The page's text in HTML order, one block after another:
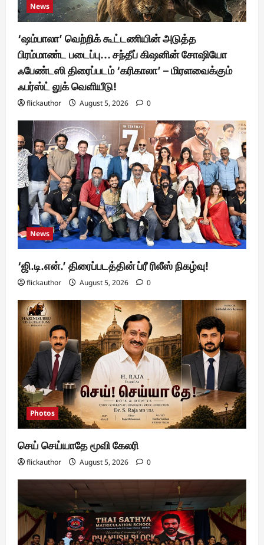
News
‘ஷம்பாலா’ வெற்றிக் கூட்டணியின் அடுத்த
பிரம்மாண்ட படைப்பு… சந்தீப் கிஷனின் சோஷியோ
ஃபேண்டஸி திரைப்படம் ‘கரிகாலா’ – மிரளவைக்கும்
ஃபர்ஸ்ட் லுக் வெளியீடு!
flickauthor August 5, 2026 0
News
‘ஜி.டி.என்.’ திரைப்படத்தின் ப்ரீ ரிலீஸ் நிகழ்வு!
flickauthor August 5, 2026 0
Photos
செய் செய்யாதே மூவி கேலரி
flickauthor August 5, 2026 0